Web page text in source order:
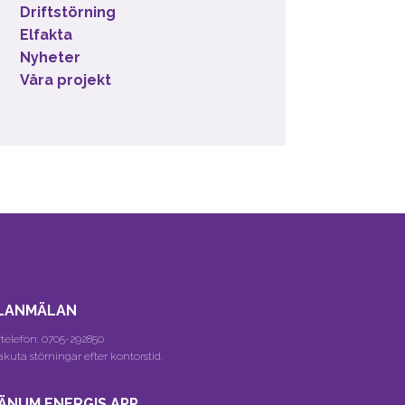
Driftstörning
Elfakta
Nyheter
Våra projekt
0705-292850
störningar efter kontorstid.